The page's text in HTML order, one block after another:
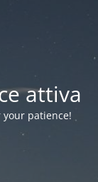
attiva
your patience!